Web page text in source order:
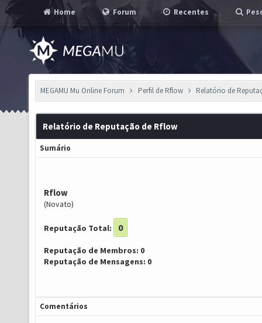
Home Forum Recentes
MEGAMU Mu Online Forum Perfil de Rflow Relatório de
Relatório de Reputação de Rflow
Sumário
Rflow
(Novato)
Reputação Total: 0
Reputação de Membros: 0
Reputação de Mensagens: 0
Comentários